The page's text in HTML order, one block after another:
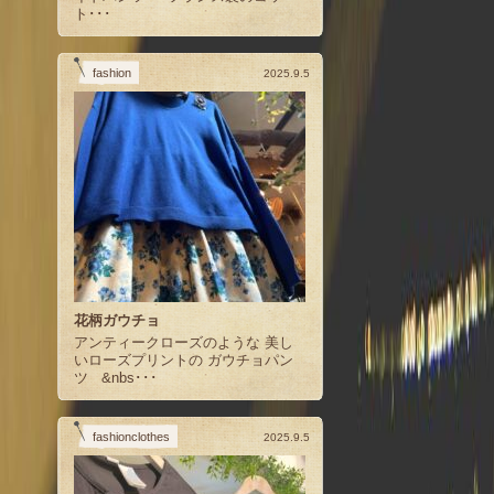
ト･･･
fashion 2025.9.5
花柄ガウチョ
アンティークローズのような 美し
いローズプリントの ガウチョパン
ツ &nbs･･･
fashionclothes 2025.9.5